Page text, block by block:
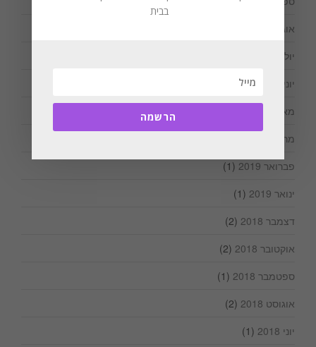
אוגוסט 2019
יולי 2019
יוני 2019
(1)
מאי 2019
מרץ 2019
פברואר 2019
(1)
ינואר 2019
(1)
דצמבר 2018
(2)
אוקטובר 2018
(2)
ספטמבר 2018
(1)
אוגוסט 2018
(2)
יוני 2018
(1)
בבית
הרשמה